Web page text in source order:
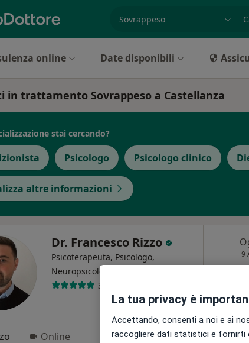
online Date disponibili
in trattamento Sovrappeso a Castellanza
stai cercando?
Psicologo Psicologo clinico
altre informazioni
Dr. Francesco Rizzo
Psicoterapeuta, Psicologo,
Neuropsicologo
32 recensioni
Online
9
La tua privacy è
Accettando, consenti a noi e ai
raccogliere dati statistici e fornirti